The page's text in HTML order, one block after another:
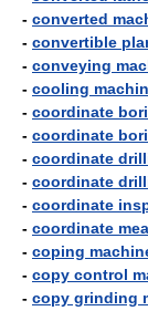
- converted
- convertible
- conveying
- cooling
- coordinate
- coordinate
- coordinate
- coordinate
- coordinate
- coordinate
- coping
- copy control
- copy grinding